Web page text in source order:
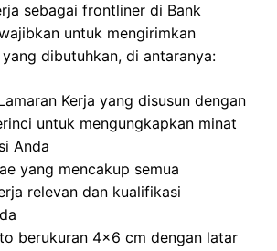
sebagai frontliner di Bank
untuk mengirimkan
dibutuhkan, di antaranya:
Kerja yang disusun dengan
untuk mengungkapkan minat
Anda
yang mencakup semua
relevan dan kualifikasi
berukuran 4×6 cm dengan latar